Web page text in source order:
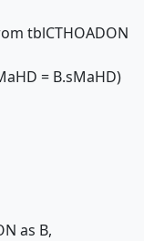
tblCTHOADON
= B.sMaHD)
as B,